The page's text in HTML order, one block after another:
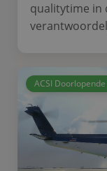
qualitytime in
ACSI